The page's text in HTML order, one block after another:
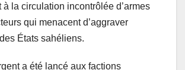
à la circulation incontrôlée d’armes
qui menacent d’aggraver
États sahéliens.
a été lancé aux factions